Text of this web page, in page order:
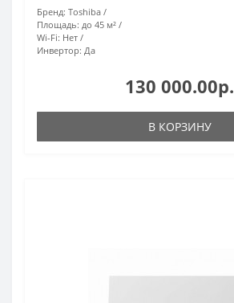
Бренд: Toshiba
Площадь: до 45 м²
Wi-Fi: Нет
Инвертор: Да
130 000.00р.
В КОРЗИНУ